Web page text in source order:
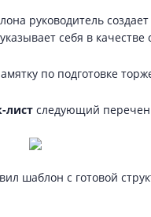
руководитель
себя в качестве
по подготовке
лист следующий
шаблон с готовой